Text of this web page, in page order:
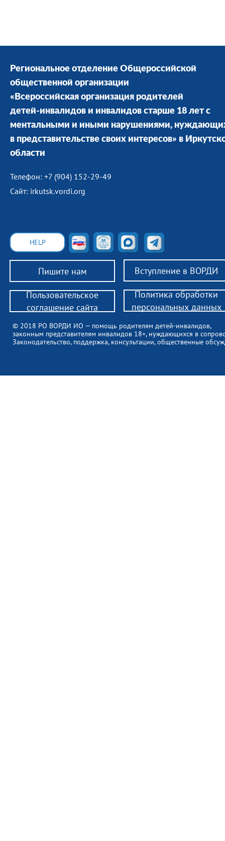
Региональное отделение Общероссийской
общественной организации
«Всероссийская организация родителей
детей-инвалидов и инвалидов старше 18 лет с
ментальными и иными нарушениями,
в представительстве своих интересов» в
области
Телефон: +7 (904) 152-29-49
Сайт: irkutsk.vordi.org
Пишите нам Вступление в ВОРДИ
© 2018 РО ВОРДИ ИО — помощь родителям детей-инвалидов,
законным представителям инвалидов 18+, нуждающихся в
Законодательство, поддержка, консультации, общественные
HELP
Пользовательское
соглашение сайта
Политика обработки
персональных данных